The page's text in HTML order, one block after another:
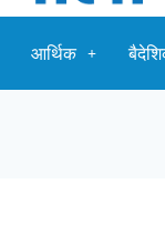
आर्थिक